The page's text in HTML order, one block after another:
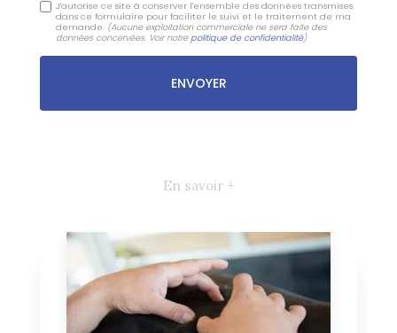
J'autorise ce site à conserver l'ensemble des données transmises
dans ce formulaire pour faciliter le suivi et le traitement de ma
demande. (Aucune exploitation commerciale ne sera faite des
données concervées. Voir notre politique de confidentialité)
En savoir +